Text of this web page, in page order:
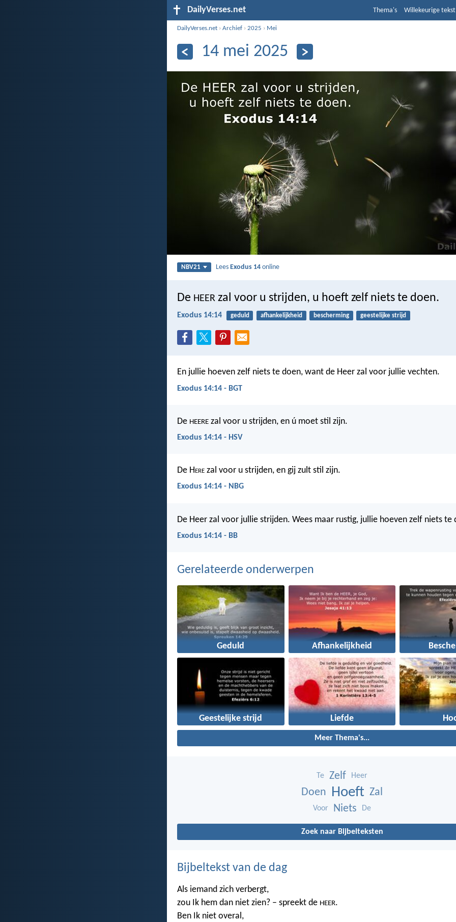
DailyVerses.net Thema's Willekeurige tekst
DailyVerses.net ›Archief ›2025 › Mei
14 mei 2025
NBV21 LeesExodus 14 online
De HEER zal voor u strijden, u hoeft zelf niets te doen.
Exodus 14:14 geduld afhankelijkheid bescherming geestelijke strijd
En jullie hoeven zelf niets te doen, want de Heer zal voor jullie vechten.
Exodus 14:14 - BGT
De HEERE zal voor u strijden, en ú moet stil zijn.
Exodus 14:14 - HSV
De Here zal voor u strijden, en gij zult stil zijn.
Exodus 14:14 - NBG
De Heer zal voor jullie strijden. Wees maar rustig, jullie hoeven zelf niets te
Exodus 14:14 - BB
Gerelateerde onderwerpen
Geduld Afhankelijkheid
Geestelijke strijd Liefde
Meer Thema's...
Te Zelf Heer
Doen Hoeft Zal
Voor Niets De
Zoek naar Bijbelteksten
Bijbeltekst van de dag
Als iemand zich verbergt,
zou Ik hem dan niet zien? – spreekt de HEER.
Ben Ik niet overal,